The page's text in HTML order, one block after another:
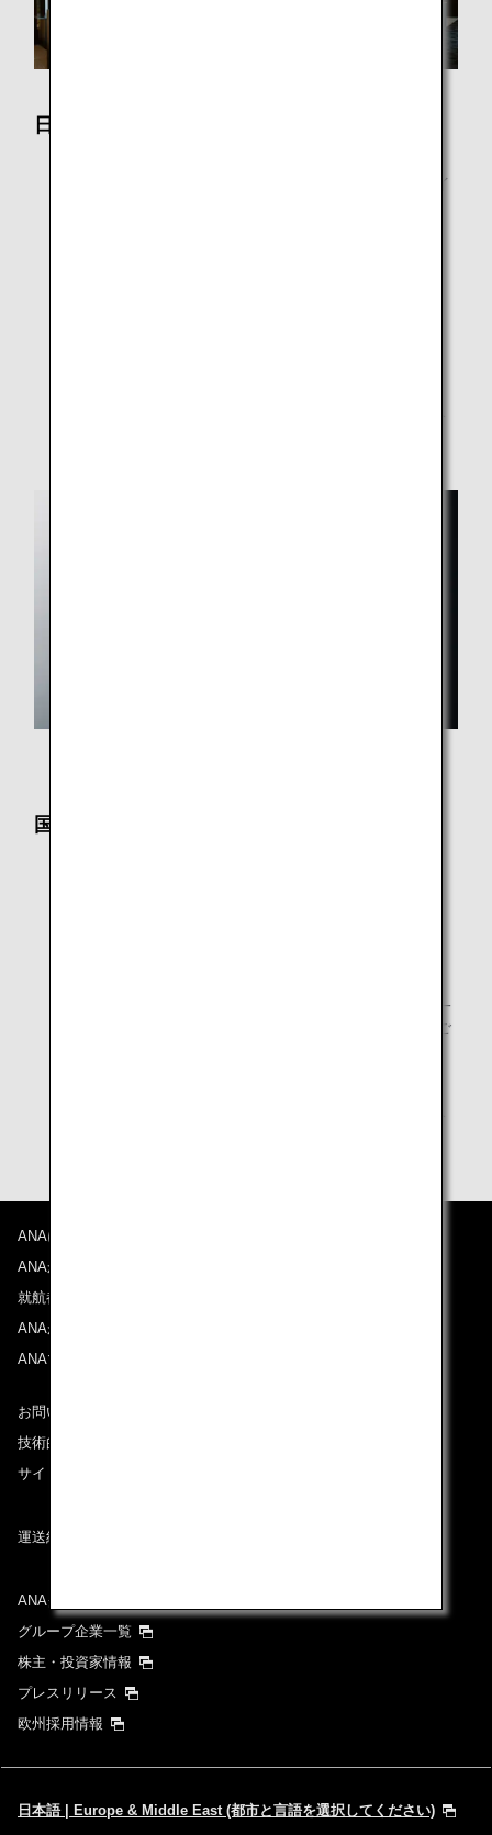
日本国内線
羽田SUITEチェックイン、羽田プレミアムチェックイ
国際線
国際線ファーストクラス、化粧室内ハンドソープ（一
部機材を除く。）、アロマカード配布（数に限りがご
ANAについて
ANAからのお知らせ
就航都市
ANAがお約束する体験
ANAマイレージクラブ
お問い合わせ
技術的なお問い合わせ（推奨環境）
サイトマップ
運送約款
ANAグループについて
グループ企業一覧
株主・投資家情報
プレスリリース
欧州採用情報
日本語 | Europe & Middle East (都市と言語を選択してください)